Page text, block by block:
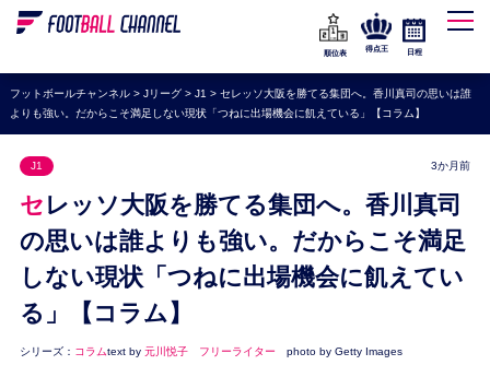
WEリーグ
海外サッカー
プレミアリーグ
セリエA
ブンデスリーガ
UEFA
ナショナルチーム
高校サッカー
順位表
得点王 日程
フットボールチャンネル> Jリーグ> J1 > セレッソ大阪を勝てる集団へ。香川真司の思いは誰
よりも強い。だからこそ満足しない現状「つねに出場機会に飢えている」【コラム】
J1 3か月前
セレッソ大阪を勝てる集団へ。香川真司
の思いは誰よりも強い。だからこそ満足
しない現状「つねに出場機会に飢えてい
る」【コラム】
シリーズ： コラムtext by 元川悦子 フリーライター photo by Getty Images